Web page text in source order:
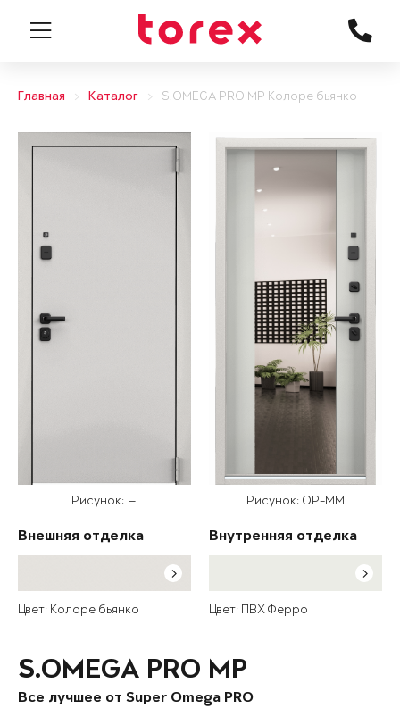
Главная Каталог S.OMEGA PRO MP Колоре бьянко
Рисунок: —
Внешняя отделка
Цвет: Колоре бьянко
Рисунок: OP-MM
Внутренняя отделка
Цвет: ПВХ Ферро
S.OMEGA PRO MP
Все лучшее от Super Omega PRO